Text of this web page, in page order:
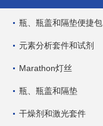
瓶、瓶盖和隔垫便捷包
元素分析套件和试剂
Marathon灯丝
瓶、瓶盖和隔垫
干燥剂和激光套件